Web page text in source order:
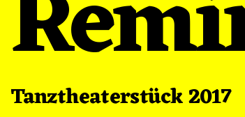
Tanztheaterstück 2017